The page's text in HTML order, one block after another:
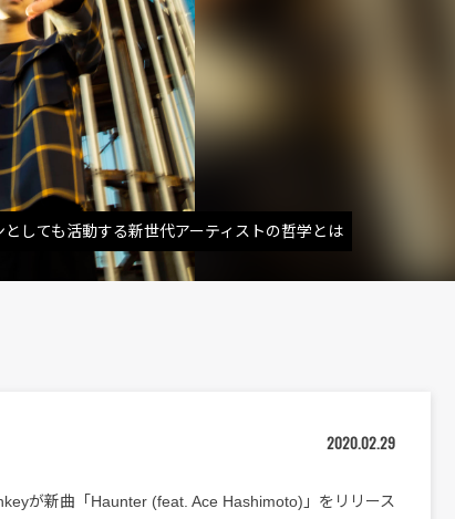
しても活動する新世代アーティストの哲学とは
2020.02.29
が新曲「Haunter (feat. Ace Hashimoto)」をリリース